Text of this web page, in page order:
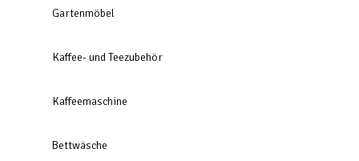
Gartenmöbel
Kaffee- und Teezubehör
Kaffeemaschine
Bettwäsche